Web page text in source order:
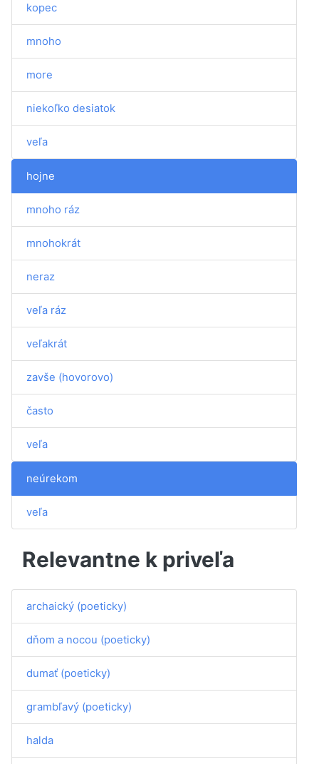
kopec
mnoho
more
niekoľko desiatok
veľa
hojne
mnoho ráz
mnohokrát
neraz
veľa ráz
veľakrát
zavše (hovorovo)
často
veľa
neúrekom
veľa
Relevantne k priveľa
archaický (poeticky)
dňom a nocou (poeticky)
dumať (poeticky)
grambľavý (poeticky)
halda